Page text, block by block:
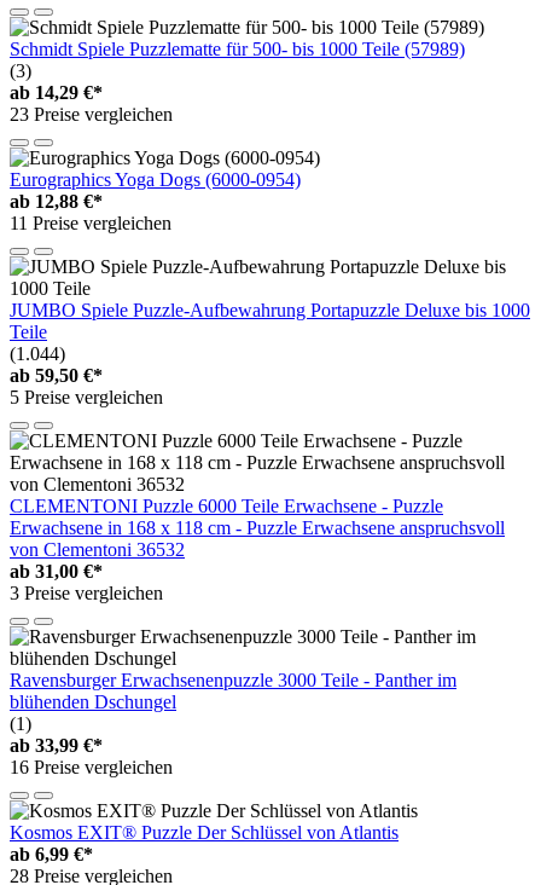
Schmidt Spiele Puzzlematte für 500- bis 1000 Teile (57989)
(3)
ab 14,29 €*
23 Preise vergleichen
Eurographics Yoga Dogs (6000-0954)
ab 12,88 €*
11 Preise vergleichen
JUMBO Spiele Puzzle-Aufbewahrung Portapuzzle Deluxe bis 1000
Teile
(1.044)
ab 59,50 €*
5 Preise vergleichen
CLEMENTONI Puzzle 6000 Teile Erwachsene - Puzzle
Erwachsene in 168 x 118 cm - Puzzle Erwachsene anspruchsvoll
von Clementoni 36532
ab 31,00 €*
3 Preise vergleichen
Ravensburger Erwachsenenpuzzle 3000 Teile - Panther im
blühenden Dschungel
(1)
ab 33,99 €*
16 Preise vergleichen
Kosmos EXIT® Puzzle Der Schlüssel von Atlantis
ab 6,99 €*
28 Preise vergleichen